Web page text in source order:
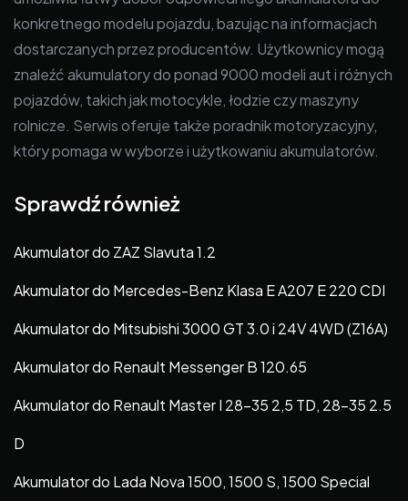
konkretnego modelu pojazdu, bazując na informacjach
dostarczanych przez producentów. Użytkownicy mogą
znaleźć akumulatory do ponad 9000 modeli aut i różnych
pojazdów, takich jak motocykle, łodzie czy maszyny
rolnicze. Serwis oferuje także poradnik motoryzacyjny,
który pomaga w wyborze i użytkowaniu akumulatorów.
Sprawdź również
Akumulator do ZAZ Slavuta 1.2
Akumulator do Mercedes-Benz Klasa E A207 E 220 CDI
Akumulator do Mitsubishi 3000 GT 3.0 i 24V 4WD (Z16A)
Akumulator do Renault Messenger B 120.65
Akumulator do Renault Master I 28-35 2,5 TD, 28-35 2.5
D
Akumulator do Lada Nova 1500, 1500 S, 1500 Special